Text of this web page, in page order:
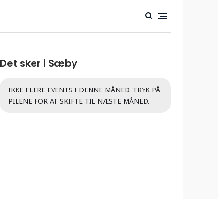
Det sker i Sæby
IKKE FLERE EVENTS I DENNE MÅNED. TRYK PÅ
PILENE FOR AT SKIFTE TIL NÆSTE MÅNED.